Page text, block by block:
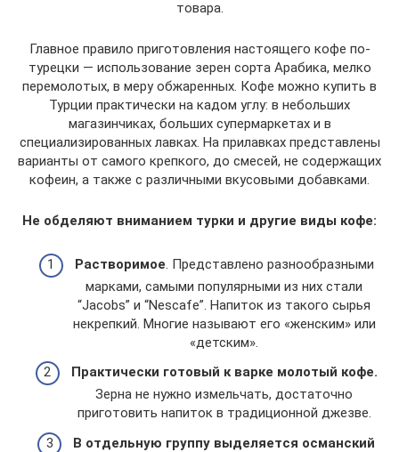
товара.
Главное правило приготовления настоящего кофе по-
турецки — использование зерен сорта Арабика, мелко
перемолотых, в меру обжаренных. Кофе можно купить в
Турции практически на кадом углу: в небольших
магазинчиках, больших супермаркетах и в
специализированных лавках. На прилавках представлены
варианты от самого крепкого, до смесей, не содержащих
кофеин, а также с различными вкусовыми добавками.
Не обделяют вниманием турки и другие виды кофе:
Растворимое. Представлено разнообразными
марками, самыми популярными из них стали
“Jacobs” и “Nescafe”. Напиток из такого сырья
некрепкий. Многие называют его «женским» или
«детским».
Практически готовый к варке молотый кофе.
Зерна не нужно измельчать, достаточно
приготовить напиток в традиционной джезве.
В отдельную группу выделяется османский